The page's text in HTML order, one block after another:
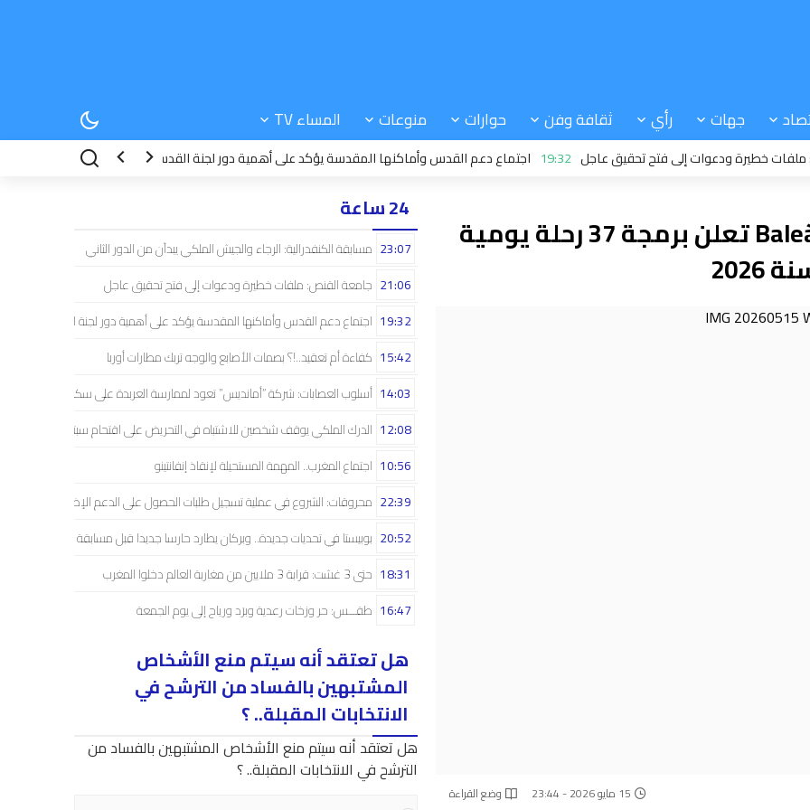
جهات رأي ثقافة وفن حوارات منوعات المساء TV
ودعوات إلى فتح تحقيق عاجل 19:32 اجتماع دعم القدس وأماكنها المقدسة يؤكد على أهمية دور لجنة القدس 15:42
كفاءة أم تعقيد..!؟
الاكبر على الإطلاق.. شركة Baleària تعلن برمجة 37 رحلة يومية
15 مايو 2026 - 23:44 وضع القراءة
24 ساعة
مسابقة الكنفدرالية: الرجاء والجيش الملكي يبدآن من الدور الثاني 23:07
جامعة القنص: ملفات خطيرة ودعوات إلى فتح تحقيق عاجل 21:06
اجتماع دعم القدس وأماكنها المقدسة يؤكد على أهمية دور لجنة القدس 19:32
كفاءة أم تعقيد..!؟ بصمات الأصابع والوجه تربك مطارات أوربا 15:42
أسلوب العصابات: شركة “أمانديس” تعود لممارسة العربدة على سكان الشمال..! 14:03
الدرك الملكي يوقف شخصين للاشتباه في التحريض على اقتحام سبتة 12:08
اجتماع المغرب.. المهمة المستحيلة لإنقاذ إنفانتينو 10:56
محروقات: الشروع في عملية تسجيل طلبات الحصول على الدعم الإضافي 22:39
بوبيستا في تحديات جديدة.. وبركان يطارد حارسا جديدا قبل مسابقة دوري الأبطال 20:52
حتى 3 غشت: قرابة 3 ملايين من مغاربة العالم دخلوا المغرب 18:31
طقـــس: حر وزخات رعدية وبرَد ورياح إلى يوم الجمعة 16:47
هل تعتقد أنه سيتم منع الأشخاص
المشتبهين بالفساد من الترشح في
الانتخابات المقبلة.. ؟
هل تعتقد أنه سيتم منع الأشخاص المشتبهين بالفساد من
الترشح في الانتخابات المقبلة.. ؟